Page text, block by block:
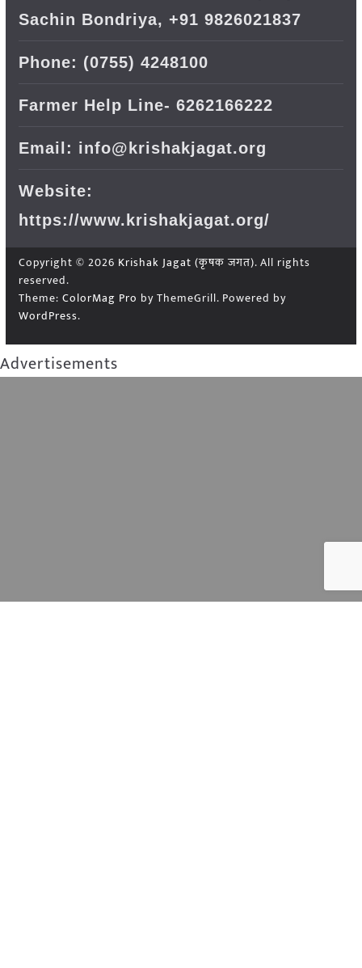
Sachin Bondriya, +91 9826021837
Phone: (0755) 4248100
Farmer Help Line- 6262166222
Email: info@krishakjagat.org
Website:
https://www.krishakjagat.org/
Copyright © 2026 Krishak Jagat (कृषक जगत). All rights
reserved.
Theme: ColorMag Pro by ThemeGrill. Powered by
WordPress.
Advertisements